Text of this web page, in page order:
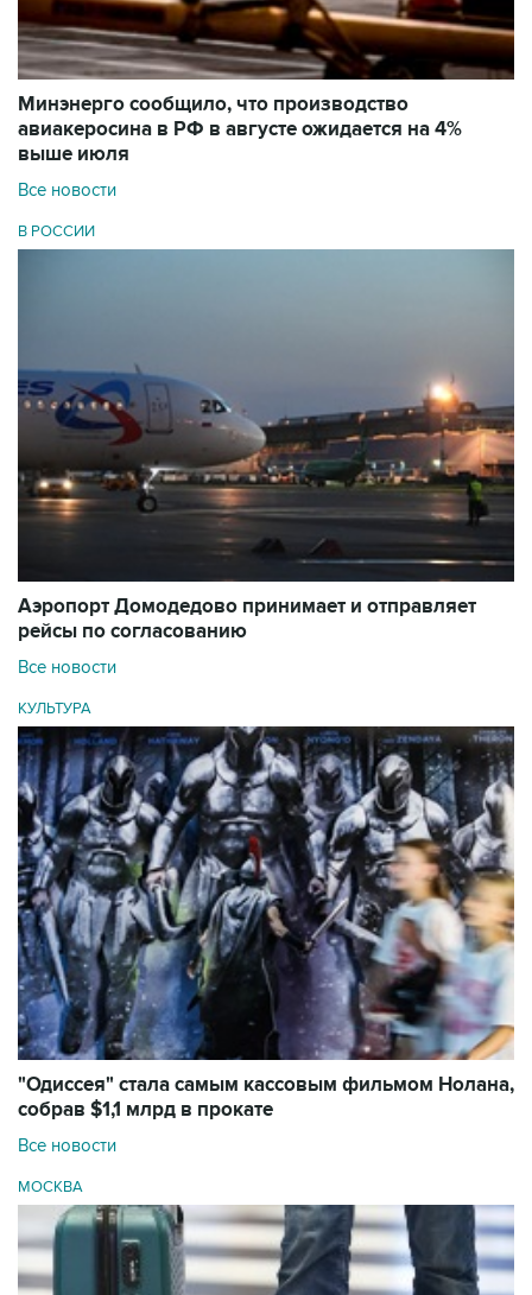
Минэнерго сообщило, что производство
авиакеросина в РФ в августе ожидается на 4%
выше июля
Все новости
В РОССИИ
Аэропорт Домодедово принимает и отправляет
рейсы по согласованию
Все новости
КУЛЬТУРА
"Одиссея" стала самым кассовым фильмом Нолана,
собрав $1,1 млрд в прокате
Все новости
МОСКВА